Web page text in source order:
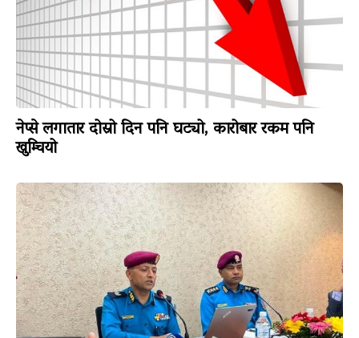
नेप्से लगातार दोस्रो दिन पनि घट्यो, कारोबार रकम पनि
खुम्चियो